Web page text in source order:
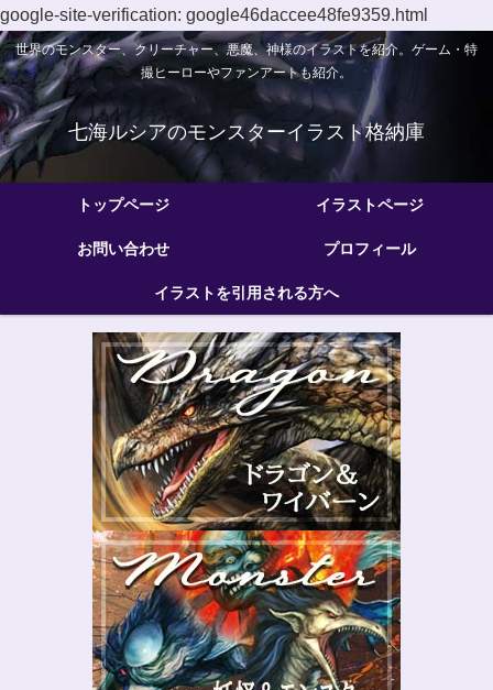
google-site-verification: google46daccee48fe9359.html
世界のモンスター、クリーチャー、悪魔、神様のイラストを紹介。ゲーム・特
撮ヒーローやファンアートも紹介。
七海ルシアのモンスターイラスト格納庫
トップページ イラストページ
お問い合わせ プロフィール
イラストを引用される方へ